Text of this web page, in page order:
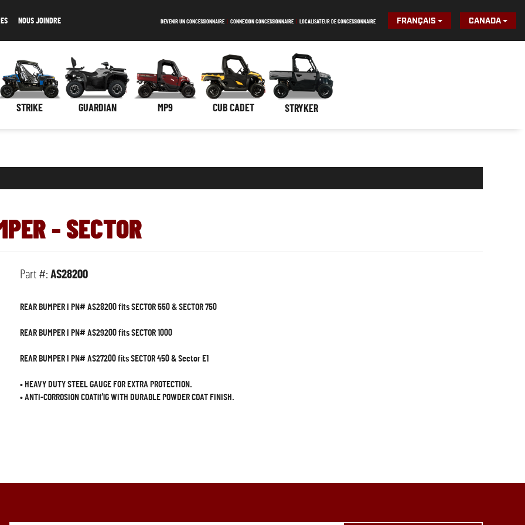
NOUS JOINDRE DEVENIR UN CONCESSIONNAIRE CONNEXION CONCESSIONNAIRE LOCALISATEUR DE CONCESSIONNAIRE FRANÇAIS CANADA
STRIKE GUARDIAN MP9 CUB CADET STRYKER
- SECTOR
Part #: AS28200
REAR BUMPER I PN# AS28200 fits SECTOR 550 & SECTOR 750
REAR BUMPER I PN# AS29200 fits SECTOR 1000
REAR BUMPER I PN# AS27200 fits SECTOR 450 & Sector E1
• HEAVY DUTY STEEL GAUGE FOR EXTRA PROTECTION.
•ANTI-CORROSION COATlf'lG WITH DURABLE POWDER COAT FINISH.